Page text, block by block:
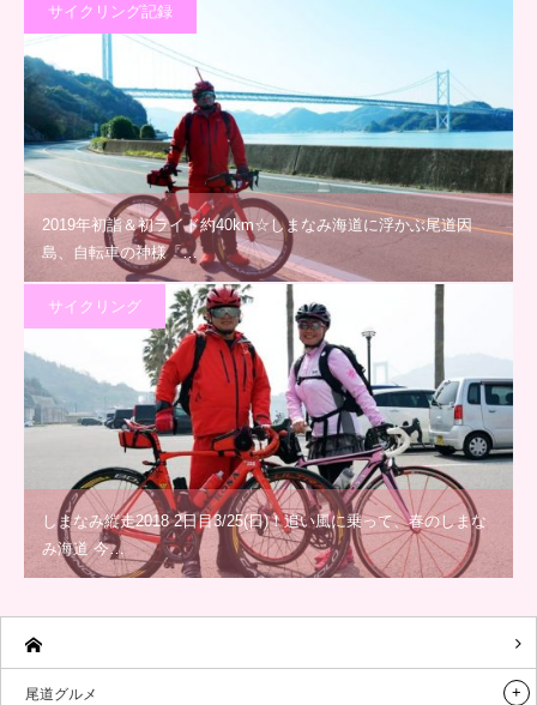
サイクリング記録
2019年初詣＆初ライド約40km☆しまなみ海道に浮かぶ尾道因
島、自転車の神様「…
サイクリング
しまなみ縦走2018 2日目3/25(日)！追い風に乗って、春のしまな
み海道 今…
尾道グルメ